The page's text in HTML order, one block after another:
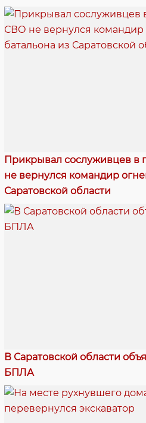
Прикрывал сослуживцев в
не вернулся командир
Саратовской области
В Саратовской области
БПЛА